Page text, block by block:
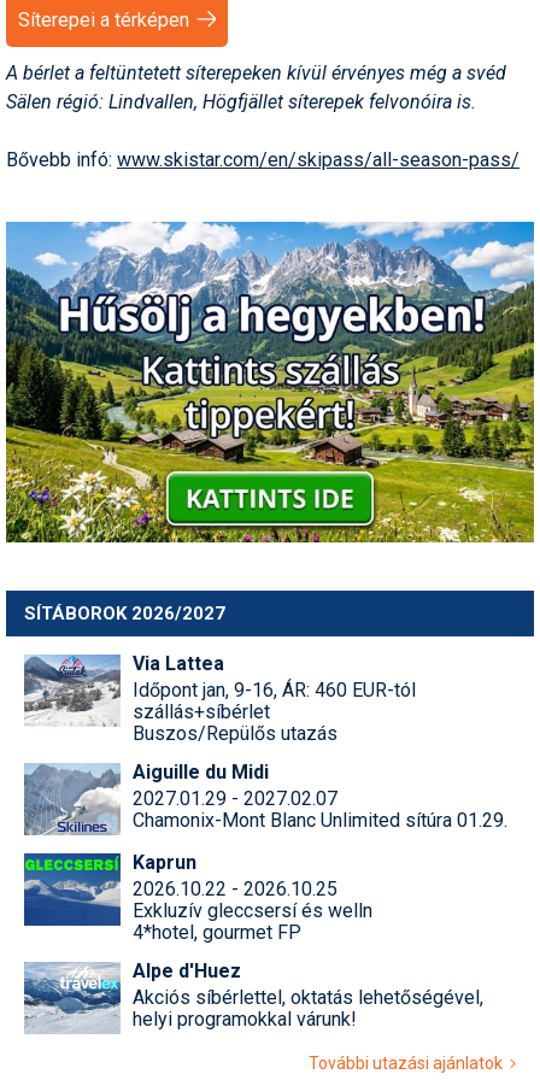
Humor
Hütte
Interjúk
Kerékpár
Korcsolya
Könyvajánló
Magazinok
Munkavállalás
Olvasnivaló
Portálinfo
Síbérletárak
Sícipő
Sífutás
Símánia
Síoktatás
Síterepei a térképen
A bérlet a feltüntetett síterepeken kívül érvényes még a svéd
Sälen régió: Lindvallen, Högfjället síterepek felvonóira is.
Bővebb infó: www.skistar.com/en/skipass/all-season-pass/
SÍTÁBOROK 2026/2027
Via Lattea
Időpont jan, 9-16, ÁR: 460 EUR-tól
szállás+síbérlet
Buszos/Repülős utazás
Aiguille du Midi
2027.01.29 - 2027.02.07
Chamonix-Mont Blanc Unlimited sítúra 01.29.
Kaprun
2026.10.22 - 2026.10.25
Exkluzív gleccsersí és welln
4*hotel, gourmet FP
Alpe d'Huez
Akciós síbérlettel, oktatás lehetőségével,
helyi programokkal várunk!
További utazási ajánlatok